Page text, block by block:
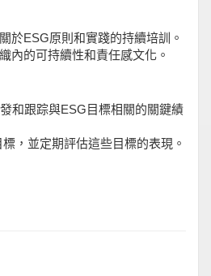
於ESG原則和實踐的持續培訓。
內的可持續性和責任感文化。
和跟踪與ESG目標相關的關鍵績
，並定期評估這些目標的表現。